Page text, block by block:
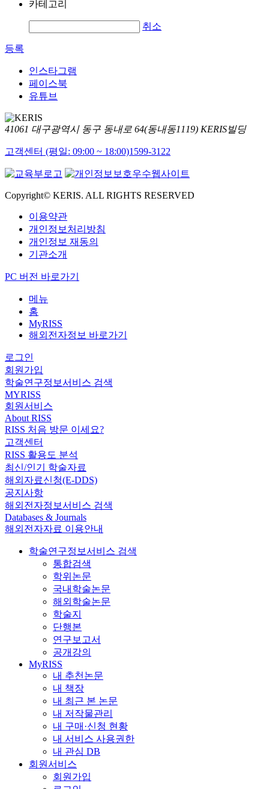
카테고리
취소
등록
인스타그램
페이스북
유튜브
41061 대구광역시 동구 동내로 64(동내동1119) KERIS빌딩
고객센터 (평일: 09:00 ~ 18:00)1599-3122
Copyright© KERIS. ALL RIGHTS RESERVED
이용약관
개인정보처리방침
개인정보 재동의
기관소개
PC 버전 바로가기
메뉴
홈
MyRISS
해외전자정보 바로가기
로그인
회원가입
학술연구정보서비스 검색
MYRISS
회원서비스
About RISS
RISS 처음 방문 이세요?
고객센터
RISS 활용도 분석
최신/인기 학술자료
해외자료신청(E-DDS)
공지사항
해외전자정보서비스 검색
Databases & Journals
해외전자자료 이용안내
학술연구정보서비스 검색
통합검색
학위논문
국내학술논문
해외학술논문
학술지
단행본
연구보고서
공개강의
MyRISS
내 추천논문
내 책장
내 최근 본 논문
내 저작물관리
내 구매·신청 현황
내 서비스 사용권한
내 관심 DB
회원서비스
회원가입